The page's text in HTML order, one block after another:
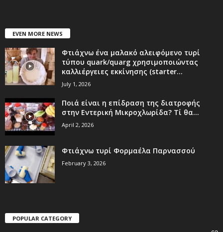
EVEN MORE NEWS
Φτιάχνω ένα μαλακό αλειφόμενο τυρί
τύπου quark/quarg χρησιμοποιώντας
καλλιέργειες εκκίνησης (starter...
July 1, 2026
Ποιά είναι η επίδραση της διατροφής
στην Εντερική Μικροχλωρίδα? Τί θα...
April 2, 2026
Φτιάχνω τυρί Φορμαέλα Παρνασσού
February 3, 2026
POPULAR CATEGORY